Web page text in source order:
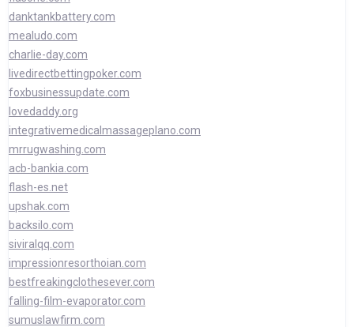
danktankbattery.com
mealudo.com
charlie-day.com
livedirectbettingpoker.com
foxbusinessupdate.com
lovedaddy.org
integrativemedicalmassageplano.com
mrrugwashing.com
acb-bankia.com
flash-es.net
upshak.com
backsilo.com
siviralqq.com
impressionresorthoian.com
bestfreakingclothesever.com
falling-film-evaporator.com
sumuslawfirm.com